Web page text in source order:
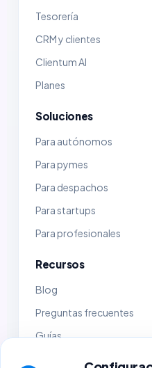
Tesorería
CRM y clientes
Clientum AI
Planes
Soluciones
Para autónomos
Para pymes
Para despachos
Para startups
Para profesionales
Recursos
Blog
Preguntas frecuentes
Guías